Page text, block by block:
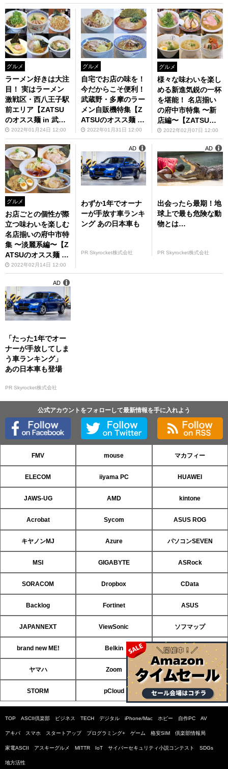
摩】第85回
麺 in 武蔵野・多
摩】第86回
のオスス麺 in 武蔵
野・多摩】第87回
グルメ
ラーメン好きは大注
目！ 実はラーメン
激戦区・西八王子駅
前エリア【ZATSU
のオスス麺 in 武蔵
野・多摩】第88回
2022年01月24日 12:00
グルメ
自宅でお店の味を！
今だからこそ便利！
武蔵野・多摩のラー
メン自販機特集【Z
ATSUのオスス麺 in
武蔵野・多摩】第89
回
2022年01月31日 12:00
グルメ
様々な味わいを楽し
める新進気鋭の一杯
を堪能！ 名店揃い
の府中市特集 〜新
店編〜【ZATSUの
オスス麺 in 武蔵
野・多摩】第90回
2022年02月07日 12:00
グルメ
お店ごとの個性が際
立つ味わいを楽しむ
名店揃いの府中市特
集 〜淡麗系編〜【Z
ATSUのオスス麺 in
武蔵野・多摩】第91
回
2022年02月14日 12:00
わずか1年でオーナ
ーが手放す車ランキ
ング あの日本車も
PR Skyrocket株式会社
AD
出会ったら最期！地
球上で最も危険な動
物とは…
PR Skyrocket株式会社
AD
「たった1年でオー
ナーが手放してしま
う車ランキング」
あの日本車も登場
PR Skyrocket株式会社
AD
公式アカウントをフォローして最新情報を手に入れよう
FMV mouse マカフィー
ELECOM iiyama PC HUAWEI
JAWS-UG AMD kintone
Acrobat Sycom ASUS ROG
キヤノンMJ Azure パソコンSEVEN
MSI GIGABYTE ASRock
SORACOM Dropbox CData
Backlog Fortinet ASUS
JAPANNEXT ViewSonic ソフマップ
brand new ME! Belkin HP
ヤマハ Zoom ソフトバンクのIoT
STORM pCloud ソフクリ
TOP ASCII倶楽部 ビジネス TECH デジタル iPhone/Mac ホビー 自作PC AV
アキバ スマホ スタートアップ プログラミング+ ゲーム 格安SIM 倶楽部情報局
家電ASCII アスキーグルメ MITTR IoT サイバーセキュリティ小説コンテスト SDGs
地方活性